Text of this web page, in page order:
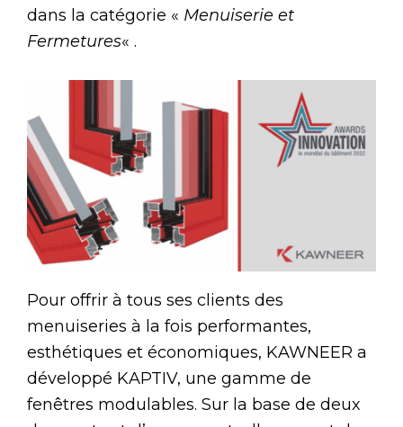
dans la catégorie « Menuiserie et
Fermetures« .
Pour offrir à tous ses clients des
menuiseries à la fois performantes,
esthétiques et économiques, KAWNEER a
développé KAPTIV, une gamme de
fenêtres modulables. Sur la base de deux